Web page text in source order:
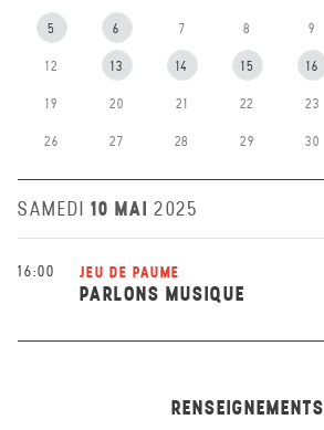
5 6 7 8 9
12 13 14 15 16
19 20 21 22 23
26 27 28 29 30
SAMEDI 10 MAI 2025
16:00 JEU DE PAUME
PARLONS MUSIQUE
RENSEIGNEMENTS